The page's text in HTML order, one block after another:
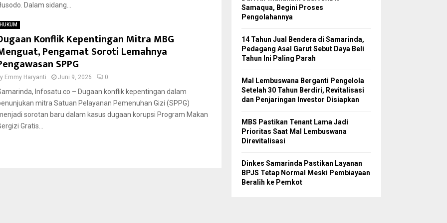
Dalam sidang...
HUKUM
Konflik Kepentingan Mitra MBG
Pengamat Soroti Lemahnya
SPPG
Emmy Haryanti Juni 9, 2026 0
Infosatu.co – Dugaan konflik kepentingan dalam
mitra Satuan Pelayanan Pemenuhan Gizi (SPPG)
sorotan baru dalam kasus dugaan korupsi Program Makan
Gratis...
Samaqua, Begini Proses
Pengolahannya
14 Tahun Jual Bendera di Samarinda,
Pedagang Asal Garut Sebut Daya Beli
Tahun Ini Paling Parah
Mal Lembuswana Berganti Pengelola
Setelah 30 Tahun Berdiri, Revitalisasi
dan Penjaringan Investor Disiapkan
MBS Pastikan Tenant Lama Jadi
Prioritas Saat Mal Lembuswana
Direvitalisasi
Dinkes Samarinda Pastikan Layanan
BPJS Tetap Normal Meski Pembiayaan
Beralih ke Pemkot